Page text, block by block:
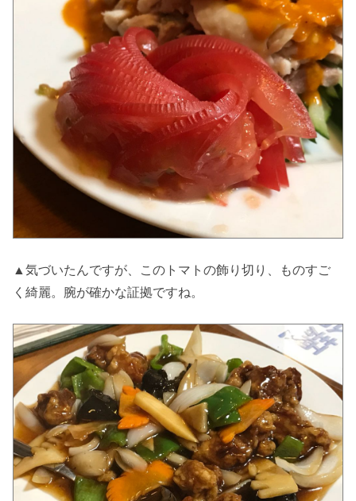
▲気づいたんですが、このトマトの飾り切り、ものすご
く綺麗。腕が確かな証拠ですね。